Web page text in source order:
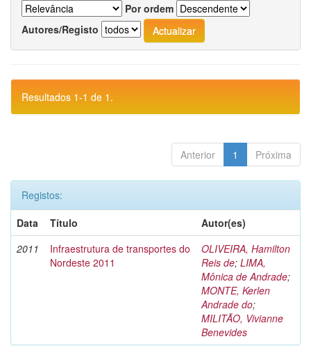
Por ordem
Autores/Registo
Resultados 1-1 de 1.
Anterior 1 Próxima
Registos:
Data
Título
Autor(es)
2011
Infraestrutura de transportes do
Nordeste 2011
OLIVEIRA, Hamilton
Reis de; LIMA,
Mônica de Andrade;
MONTE, Kerlen
Andrade do;
MILITÃO, Vivianne
Benevides